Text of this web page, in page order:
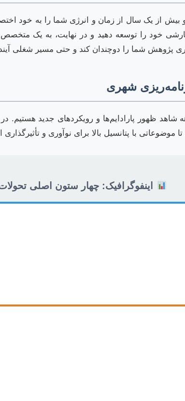
از یک سال از زمان و انرژی شما را به خود
خود را توسعه دهید و در نهایت، به یک متخصص
پژوهش شما را دوچندان کند و حتی مسیر شغلی
شهری
ظهور پارادایم‌ها و رویکردهای جدید هستیم.
با پتانسیل بالا برای نوآوری و تأثیرگذاری
اینفوگرافیک: چهار ستون اصلی